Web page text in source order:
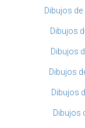
Dibujos
Dibujos
Dibujos
Dibujos
Dibujos
Dibujos